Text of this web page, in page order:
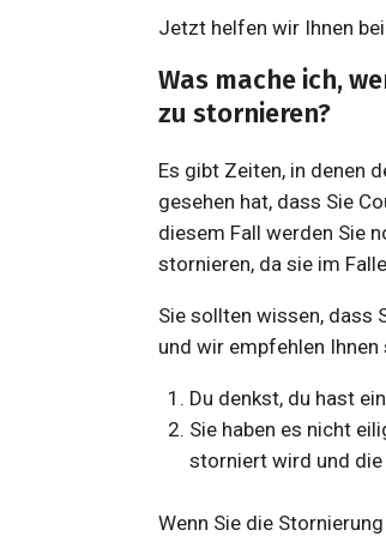
Jetzt helfen wir Ihnen
Was mache ich,
zu stornieren?
Es gibt Zeiten, in denen
gesehen hat, dass Sie
diesem Fall werden Sie
stornieren, da sie im
Sie sollten wissen, dass
und wir empfehlen
Du denkst, du hast
Sie haben es nicht
storniert wird und
Wenn Sie die